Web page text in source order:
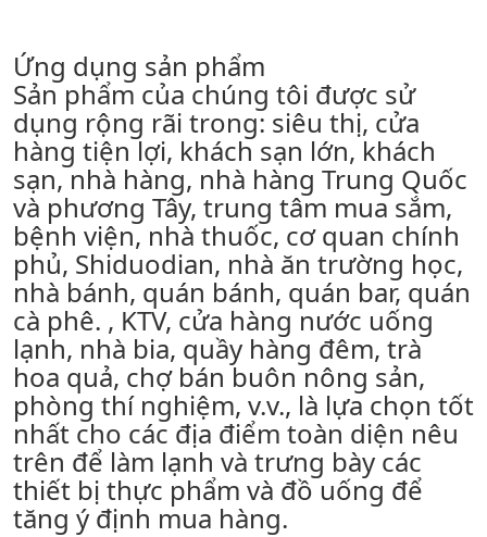
Ứng dụng sản phẩm
Sản phẩm của chúng tôi được sử
dụng rộng rãi trong: siêu thị, cửa
hàng tiện lợi, khách sạn lớn, khách
sạn, nhà hàng, nhà hàng Trung Quốc
và phương Tây, trung tâm mua sắm,
bệnh viện, nhà thuốc, cơ quan chính
phủ, Shiduodian, nhà ăn trường học,
nhà bánh, quán bánh, quán bar, quán
cà phê. , KTV, cửa hàng nước uống
lạnh, nhà bia, quầy hàng đêm, trà
hoa quả, chợ bán buôn nông sản,
phòng thí nghiệm, v.v., là lựa chọn tốt
nhất cho các địa điểm toàn diện nêu
trên để làm lạnh và trưng bày các
thiết bị thực phẩm và đồ uống để
tăng ý định mua hàng.